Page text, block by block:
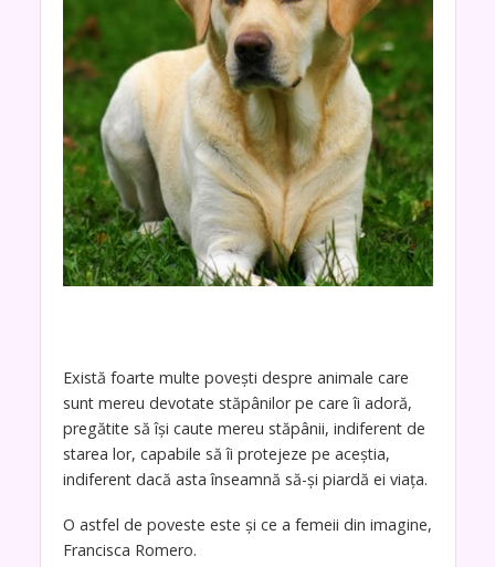
Există foarte multe povești despre animale care
sunt mereu devotate stăpânilor pe care îi adoră,
pregătite să își caute mereu stăpânii, indiferent de
starea lor, capabile să îi protejeze pe aceștia,
indiferent dacă asta înseamnă să-și piardă ei viața.
O astfel de poveste este și ce a femeii din imagine,
Francisca Romero.